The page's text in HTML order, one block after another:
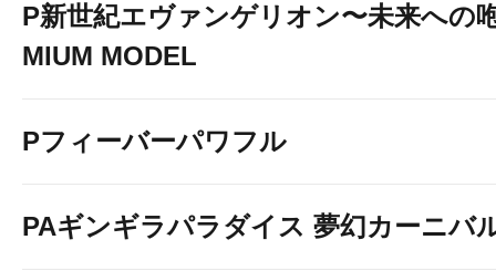
P新世紀エヴァンゲリオン〜未来への
MIUM MODEL
Pフィーバーパワフル
PAギンギラパラダイス 夢幻カーニバ